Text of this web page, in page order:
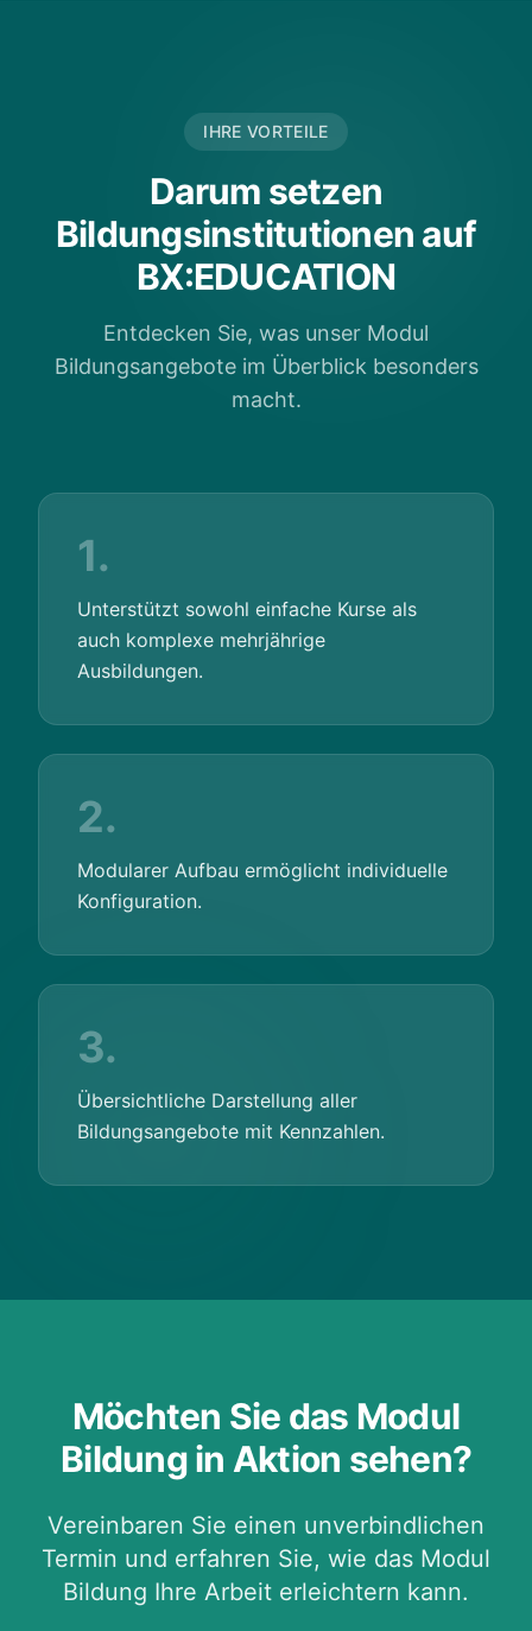
IHRE VORTEILE
Darum setzen
Bildungsinstitutionen auf
BX:EDUCATION
Entdecken Sie, was unser Modul
Bildungsangebote im Überblick besonders
macht.
1.
Unterstützt sowohl einfache Kurse als
auch komplexe mehrjährige
Ausbildungen.
2.
Modularer Aufbau ermöglicht individuelle
Konfiguration.
3.
Übersichtliche Darstellung aller
Bildungsangebote mit Kennzahlen.
Möchten Sie das Modul
Bildung in Aktion sehen?
Vereinbaren Sie einen unverbindlichen
Termin und erfahren Sie, wie das Modul
Bildung Ihre Arbeit erleichtern kann.